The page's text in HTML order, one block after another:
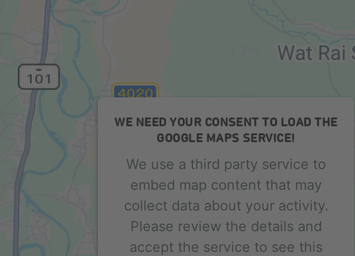
WE NEED YOUR CONSENT TO LOAD THE
GOOGLE MAPS SERVICE!
We use a third party service to
embed map content that may
collect data about your activity.
Please review the details and
accept the service to see this